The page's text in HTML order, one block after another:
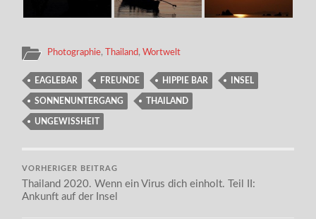
Photographie, Thailand,Wortwelt
EAGLEBAR FREUNDE HIPPIE BAR INSEL
SONNENUNTERGANG THAILAND
UNGEWISSHEIT
VORHERIGER BEITRAG
Thailand 2020. Wenn ein Virus dich einholt. Teil II:
Ankunft auf der Insel